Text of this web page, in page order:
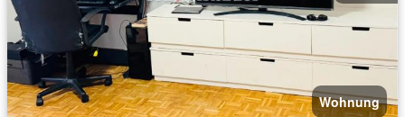
Wohnung